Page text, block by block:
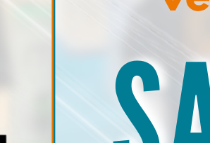
Abmessungen: 47 x 42 x 13 cm
Das Kit enthält sämtliches Zubehör,
50 Tests , sofern